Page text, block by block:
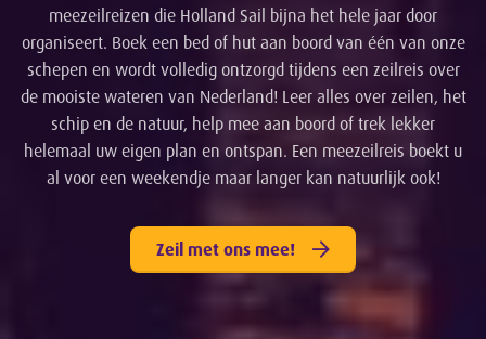
meezeilreizen die Holland Sail bijna het hele jaar door
organiseert. Boek een bed of hut aan boord van één van onze
schepen en wordt volledig ontzorgd tijdens een zeilreis over
de mooiste wateren van Nederland! Leer alles over zeilen, het
schip en de natuur, help mee aan boord of trek lekker
helemaal uw eigen plan en ontspan. Een meezeilreis boekt u
al voor een weekendje maar langer kan natuurlijk ook!
Zeil met ons mee!